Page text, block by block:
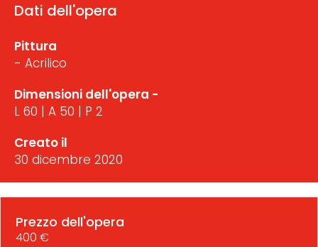
Dati dell'opera
Pittura
- Acrilico
Dimensioni dell'opera -
L 60 | A 50 | P 2
Creato il
30 dicembre 2020
Prezzo dell'opera
400 €